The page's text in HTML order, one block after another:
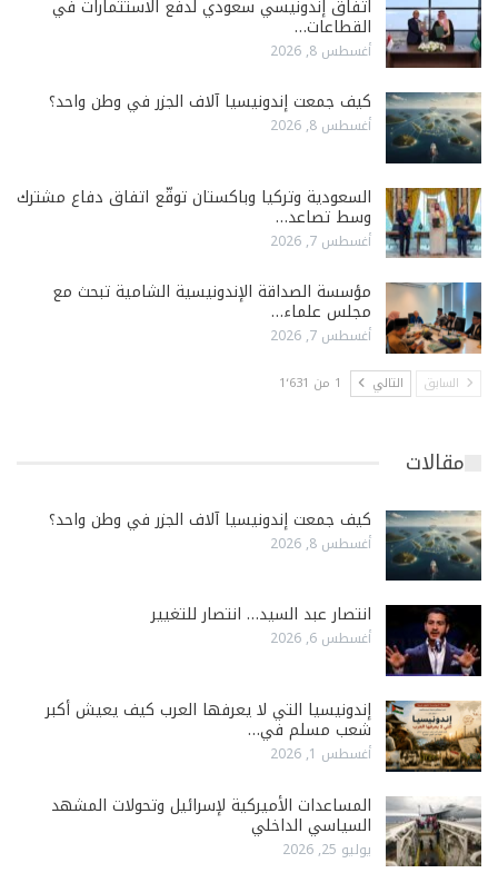
اتفاق إندونيسي سعودي لدفع الاستثمارات في
القطاعات…
أغسطس 8, 2026
كيف جمعت إندونيسيا آلاف الجزر في وطن واحد؟
أغسطس 8, 2026
السعودية وتركيا وباكستان توقّع اتفاق دفاع مشترك
وسط تصاعد…
أغسطس 7, 2026
مؤسسة الصداقة الإندونيسية الشامية تبحث مع
مجلس علماء…
أغسطس 7, 2026
السابق التالي 1 من 1٬631
مقالات
كيف جمعت إندونيسيا آلاف الجزر في وطن واحد؟
أغسطس 8, 2026
انتصار عبد السيد… انتصار للتغيير
أغسطس 6, 2026
إندونيسيا التي لا يعرفها العرب كيف يعيش أكبر
شعب مسلم في…
أغسطس 1, 2026
المساعدات الأميركية لإسرائيل وتحولات المشهد
السياسي الداخلي
يوليو 25, 2026